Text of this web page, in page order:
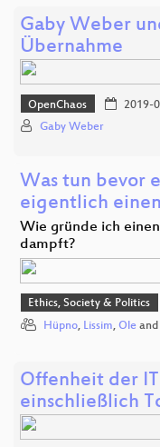
Gaby Weber
Übernahme
OpenChaos 2019-
Gaby Weber
Was tun bevor
eigentlich
Wie gründe ich
dampft?
Ethics, Society & Politics
Hüpno, Lissim, Ole and
Offenheit der
einschließlich